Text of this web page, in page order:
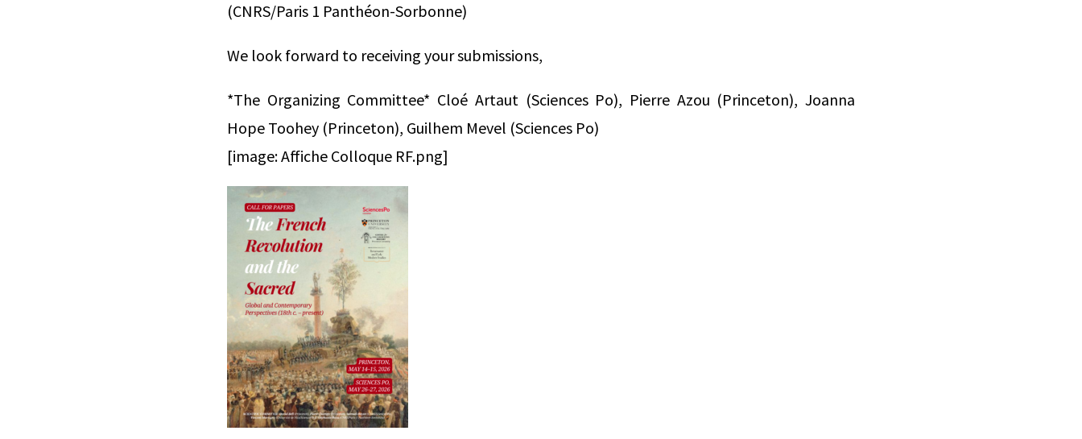
(CNRS/Paris 1 Panthéon-Sorbonne)
We look forward to receiving your submissions,
*The Organizing Committee* Cloé Artaut (Sciences Po), Pierre Azou (Princeton), Joanna
Hope Toohey (Princeton), Guilhem Mevel (Sciences Po)
[image: Affiche Colloque RF.png]